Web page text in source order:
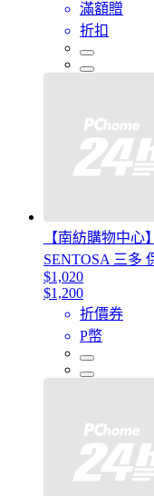
滿額贈
折扣
【南紡購物中心】
SENTOSA 三多
$1,020
$1,200
折價券
P幣